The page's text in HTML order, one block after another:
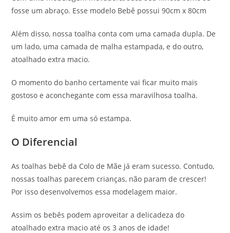
fosse um abraço. Esse modelo Bebê possui 90cm x 80cm
Além disso, nossa toalha conta com uma camada dupla. De
um lado, uma camada de malha estampada, e do outro,
atoalhado extra macio.
O momento do banho certamente vai ficar muito mais
gostoso e aconchegante com essa maravilhosa toalha.
É muito amor em uma só estampa.
O Diferencial
As toalhas bebê da Colo de Mãe já eram sucesso. Contudo,
nossas toalhas parecem crianças, não param de crescer!
Por isso desenvolvemos essa modelagem maior.
Assim os bebês podem aproveitar a delicadeza do
atoalhado extra macio até os 3 anos de idade!